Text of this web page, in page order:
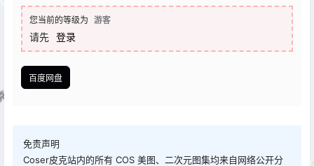
您当前的等级为 游客
请先 登录
百度网盘
免责声明
Coser皮克站内的所有 COS 美图、二次元图集均来自网络公开分